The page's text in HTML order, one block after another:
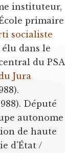
instituteur,
primaire
socialiste
dans le
du PSA
Jura
Député
autonome
de haute
d'État /